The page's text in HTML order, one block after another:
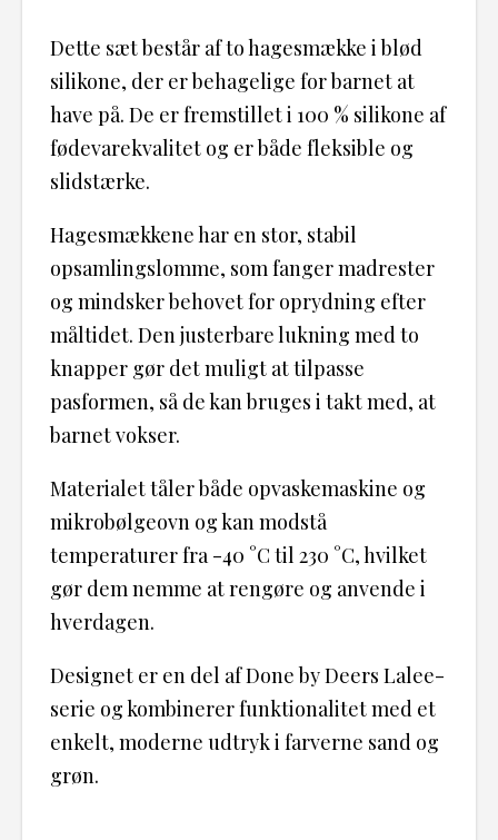
Dette sæt består af to hagesmække i blød
silikone, der er behagelige for barnet at
have på. De er fremstillet i 100 % silikone af
fødevarekvalitet og er både fleksible og
slidstærke.
Hagesmækkene har en stor, stabil
opsamlingslomme, som fanger madrester
og mindsker behovet for oprydning efter
måltidet. Den justerbare lukning med to
knapper gør det muligt at tilpasse
pasformen, så de kan bruges i takt med, at
barnet vokser.
Materialet tåler både opvaskemaskine og
mikrobølgeovn og kan modstå
temperaturer fra -40 °C til 230 °C, hvilket
gør dem nemme at rengøre og anvende i
hverdagen.
Designet er en del af Done by Deers Lalee-
serie og kombinerer funktionalitet med et
enkelt, moderne udtryk i farverne sand og
grøn.